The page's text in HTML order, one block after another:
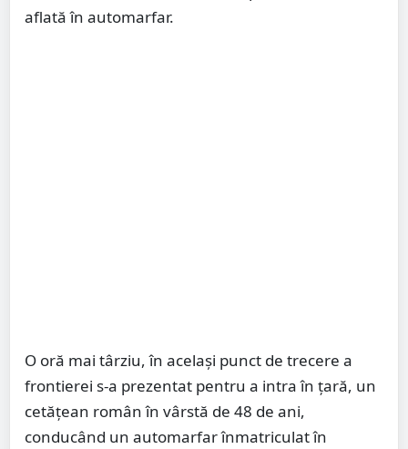
aflată în automarfar.
O oră mai târziu, în același punct de trecere a
frontierei s-a prezentat pentru a intra în ţară, un
cetățean român în vârstă de 48 de ani,
conducând un automarfar înmatriculat în